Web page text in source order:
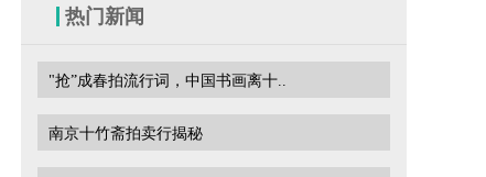
热门新闻
"抢”成春拍流行词，中国书画离十..
南京十竹斋拍卖行揭秘